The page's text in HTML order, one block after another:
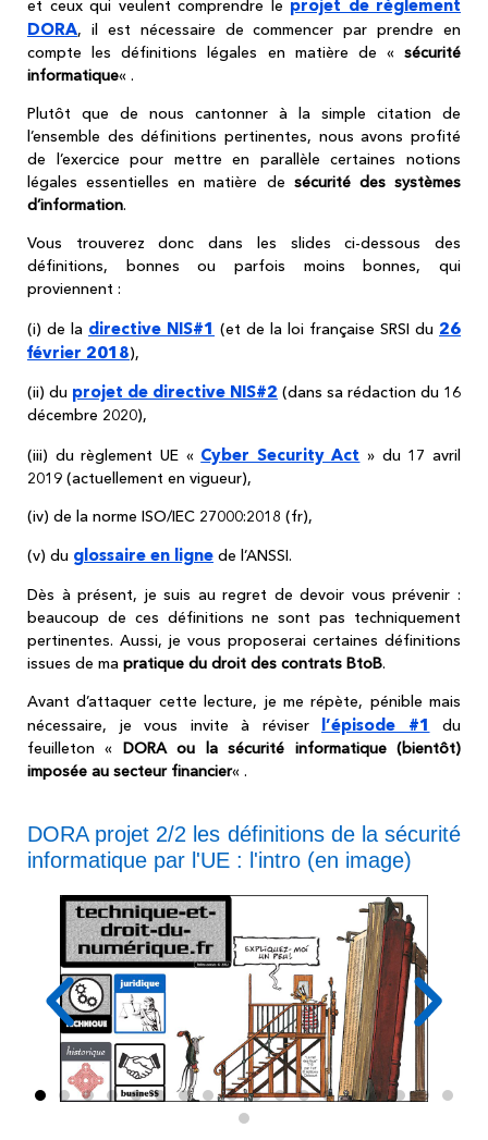
et ceux qui veulent comprendre le projet de règlement
DORA, il est nécessaire de commencer par prendre en
compte les définitions légales en matière de « sécurité
informatique« .
Plutôt que de nous cantonner à la simple citation de
l’ensemble des définitions pertinentes, nous avons profité
de l’exercice pour mettre en parallèle certaines notions
légales essentielles en matière de sécurité des systèmes
d’information.
Vous trouverez donc dans les slides ci-dessous des
définitions, bonnes ou parfois moins bonnes, qui
proviennent :
(i) de la directive NIS#1 (et de la loi française SRSI du 26
février 2018),
(ii) du projet de directive NIS#2 (dans sa rédaction du 16
décembre 2020),
(iii) du règlement UE « Cyber Security Act » du 17 avril
2019 (actuellement en vigueur),
(iv) de la norme ISO/IEC 27000:2018 (fr),
(v) du glossaire en ligne de l’ANSSI.
Dès à présent, je suis au regret de devoir vous prévenir :
beaucoup de ces définitions ne sont pas techniquement
pertinentes. Aussi, je vous proposerai certaines définitions
issues de ma pratique du droit des contrats BtoB.
Avant d’attaquer cette lecture, je me répète, pénible mais
nécessaire, je vous invite à réviser
l’épisode #1
du
feuilleton « DORA ou la sécurité informatique (bientôt)
imposée au secteur financier« .
DORA projet 2/2 les définitions de la sécurité
informatique par l'UE : l'intro (en image)